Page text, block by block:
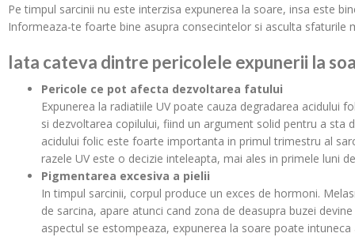
Pe timpul sarcinii nu este interzisa expunerea la soare, insa este
Informeaza-te foarte bine asupra consecintelor si asculta sfaturile
Iata cateva dintre pericolele expunerii la
Pericole ce pot afecta dezvoltarea fatului
Expunerea la radiatiile UV poate cauza degradarea acidului
si dezvoltarea copilului, fiind un argument solid pentru a sta
acidului folic este foarte importanta in primul trimestru al
razele UV este o decizie inteleapta, mai ales in primele luni
Pigmentarea excesiva a pielii
In timpul sarcinii, corpul produce un exces de hormoni.
de sarcina, apare atunci cand zona de deasupra buzei
aspectul se estompeaza, expunerea la soare poate